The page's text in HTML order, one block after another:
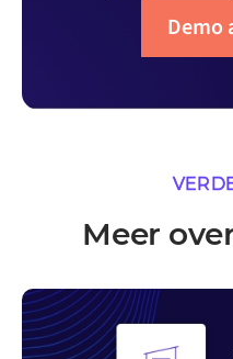
Demo
Meer